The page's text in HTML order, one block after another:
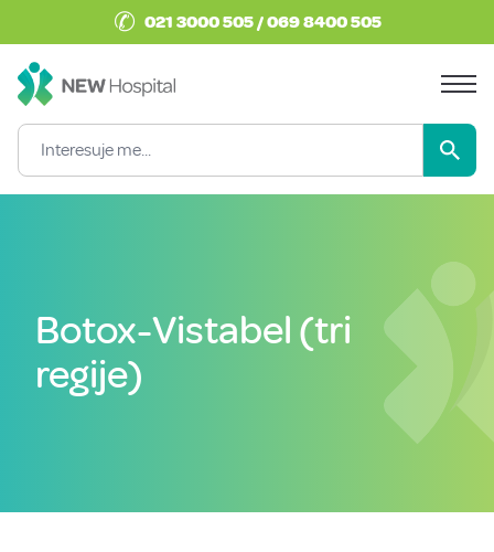
✆ 021 3000 505 / 069 8400 505
Botox-Vistabel (tri
regije)